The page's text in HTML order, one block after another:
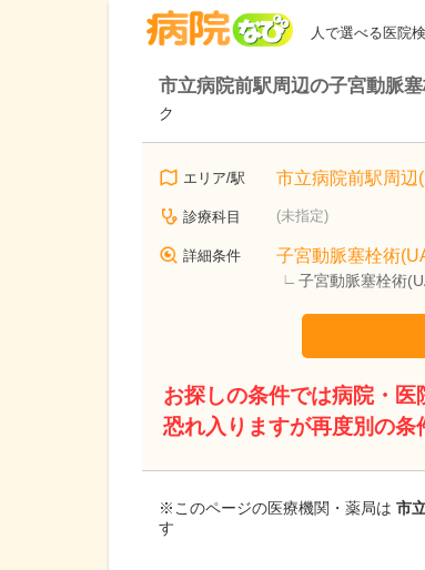
人で選べる医院
市立病院前駅周辺の子宮動脈
ク
エリア/駅 市立病院前駅周辺
診療科目 (未指定)
詳細条件 子宮動脈塞栓術
子宮動脈塞栓術
お探しの条件では病院・医
恐れ入りますが再度別の条
※このページの医療機関・薬局は 市
す